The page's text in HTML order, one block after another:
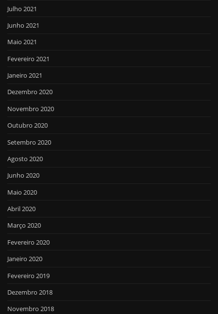
Julho 2021
Junho 2021
Maio 2021
Fevereiro 2021
Janeiro 2021
Dezembro 2020
Novembro 2020
Outubro 2020
Setembro 2020
Agosto 2020
Junho 2020
Maio 2020
Abril 2020
Março 2020
Fevereiro 2020
Janeiro 2020
Fevereiro 2019
Dezembro 2018
Novembro 2018